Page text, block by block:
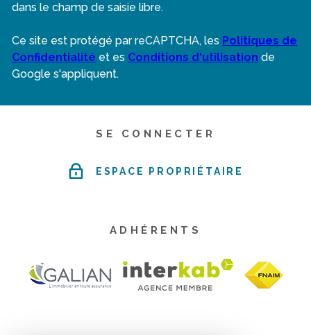
dans le champ de saisie libre.
Ce site est protégé par reCAPTCHA, les Politiques de
Confidentialité et es Conditions d'utilisation de
Google s'appliquent.
SE CONNECTER
ESPACE PROPRIÉTAIRE
ADHÉRENTS